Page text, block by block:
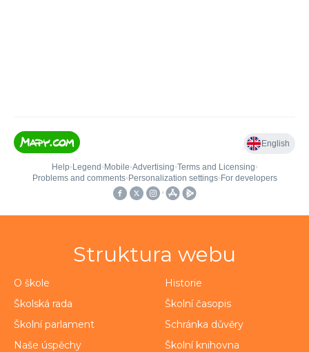
Struktura webu
O škole
Historie
Školská rada
Školní časopis
Školní parlament
Schránka důvěry
Naše úspěchy
Školní knihovna